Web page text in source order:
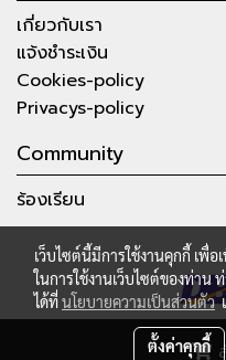
เกี่ยวกับเรา
แจ้งชำระเงิน
Cookies-policy
Privacys-policy
Community
ร้องเรียน
เว็บไซต์นี้มีการใช้งานคุกกี้ เ
ในการใช้งานเว็บไซต์ของท่าน
ได้ที่นโยบายความเป็นส่วนตัว
ตั้งค่าคุกกี้